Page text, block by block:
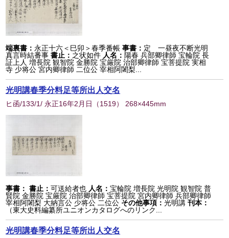
端裏書： 永正十六＜巳卯＞春季番帳 事書： 定 一昼夜不断光明
真言時結番事書止： 之状如件 人名： 陽春 兵部卿律師 宝輪院 長
証上人 増長院 観智院 金勝院 宝厳院 治部卿律師 宝菩提院 実相
寺 少将公 宮内卿律師 二位公 宰相阿闍梨...
光明講春季分料足等所出人交名
ヒ函/133/1/ 永正16年2月日 （1519） 268×445mm
事書： 書止：可送給者也 人名：宝輪院 増長院 光明院 観智院 普
賢院 金勝院 宝厳院 治部卿律師 宝菩提院 宮内卿律師 兵部卿律師
宰相阿闍梨 大納言公 少将公 二位公 その他事項：光明講刊本：
（東大史料編纂所ユニオンカタログへのリンク...
光明講春季分料足等所出人交名